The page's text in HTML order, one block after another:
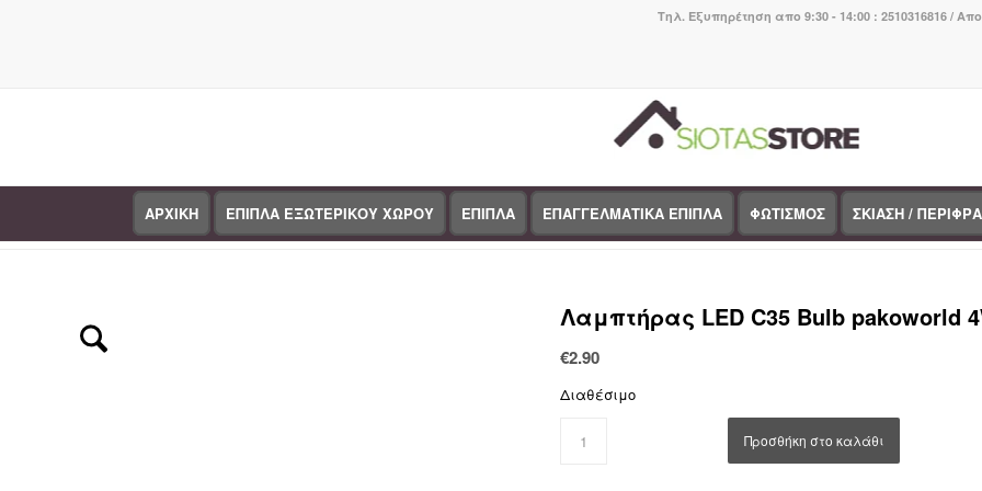
Τηλ. Εξυπηρέτηση απο 9:30 - 14:00 : 2510316816 /
ΑΡΧΙΚΗ ΕΠΙΠΛΑ ΕΞΩΤΕΡΙΚΟΥ ΧΩΡΟΥ ΕΠΙΠΛΑ ΕΠΑΓΓΕΛΜΑΤΙΚΑ ΕΠΙΠΛΑ ΦΩΤΙΣΜΟΣ ΣΚΙΑΣΗ /
Κατάστημα You are here: Home /
Λαμπτήρας LED C35 Bulb pakoworld
€2.90
Διαθέσιμο
Προσθήκη στο καλάθι